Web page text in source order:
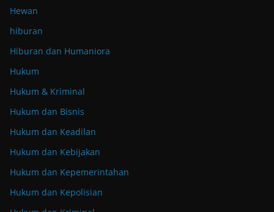
Hewan
hiburan
Hiburan dan Humaniora
Hukum
Hukum & Kriminal
Hukum dan Bisnis
Hukum dan Keadilan
Hukum dan Kebijakan
Hukum dan Kepemerintahan
Hukum dan Kepolisian